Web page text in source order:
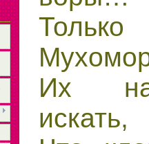
Их на
искать,